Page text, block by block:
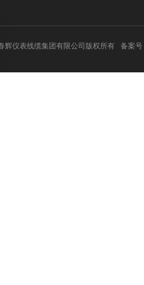
辉仪表线缆集团有限公司版权所有 备案号